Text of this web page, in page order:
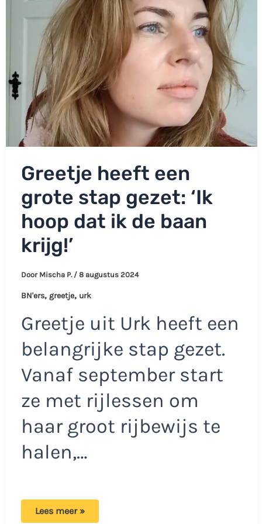
Greetje heeft een
grote stap gezet: ‘Ik
hoop dat ik de baan
krijg!’
Door Mischa P. / 8 augustus 2024
BN'ers, greetje, urk
Greetje uit Urk heeft een
belangrijke stap gezet.
Vanaf september start
ze met rijlessen om
haar groot rijbewijs te
halen,…
Greetje
Lees meer »